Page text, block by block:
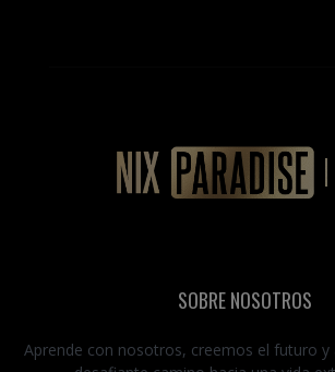
SOBRE NOSOTROS
Aprende con nosotros, creemos el futuro